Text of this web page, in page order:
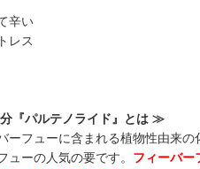
辛い
レス
『パルテノライド』とは ≫
ーフューに含まれる植物性由来
ーの人気の要です。 フィーバー